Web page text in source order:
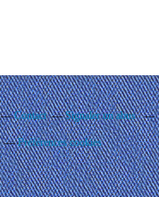
Contact Signaler un abus
Préférences cookies